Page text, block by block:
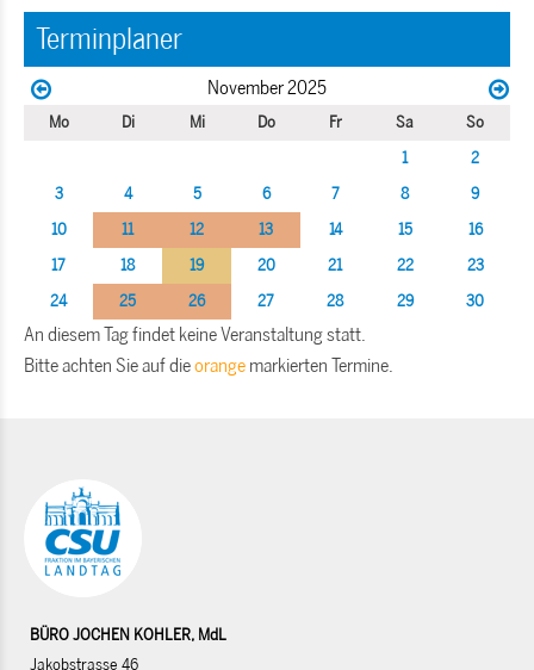
Terminplaner
November 2025
Mo Di Mi Do Fr Sa
So
1
2
3
4 5 6 7 8
9
10
11 12 13 14 15
16
17
18 19 20 21 22
23
24
25 26 27 28 29 30
An diesem Tag findet keine Veranstaltung statt.
Bitte achten Sie auf dieorange markierten Termine.
BÜRO JOCHEN KOHLER, MdL
Jakobstrasse 46